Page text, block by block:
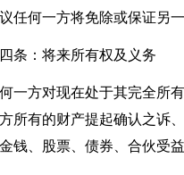
任何一方将免除或保证另
条：将来所有权及义务
一方对现在处于其完全所
所有的财产提起确认之诉
钱、股票、债券、合伙受